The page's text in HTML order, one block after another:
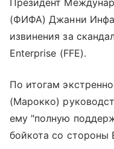
Президент
(ФИФА) Джанни
извинения за
Enterprise (FFE).
По итогам
(Марокко)
ему "полную
бойкота со стороны